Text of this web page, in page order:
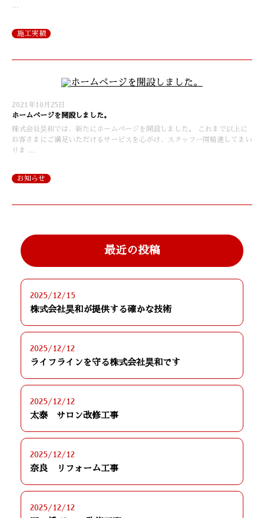
施工実績
2021年10月25日
ホームページを開設しました。
株式会社昊和では、新たにホームページを開設しました。 これまで以上に
お客さまにご満足いただけるサービスを心がけ、スタッフ一同精進してまい
りま …
お知らせ
最近の投稿
2025/12/15
株式会社昊和が提供する確かな技術
2025/12/12
ライフラインを守る株式会社昊和です
2025/12/12
太泰 サロン改修工事
2025/12/12
奈良 リフォーム工事
2025/12/12